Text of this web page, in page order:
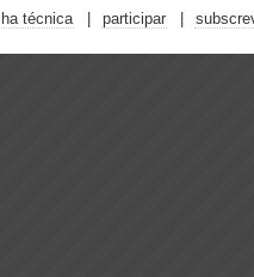
técnica participar